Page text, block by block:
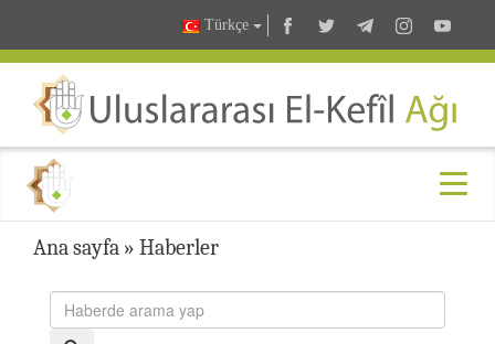
Türkçe
Ana sayfa » Haberler